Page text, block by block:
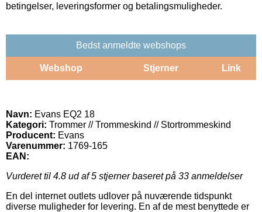
betingelser, leveringsformer og betalingsmuligheder.
Bedst anmeldte webshops
Webshop Stjerner Link
Navn: Evans EQ2 18
Kategori: Trommer // Trommeskind // Stortrommeskind
Producent: Evans
Varenummer: 1769-165
EAN:
Vurderet til 4.8 ud af 5 stjerner baseret på 33 anmeldelser
En del internet outlets udlover på nuværende tidspunkt
diverse muligheder for levering. En af de mest benyttede er